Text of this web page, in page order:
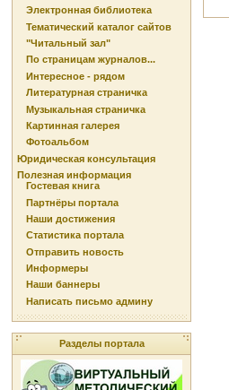
Электронная библиотека
Тематический каталог сайтов
"Читальный зал"
По страницам журналов...
Интересное - рядом
Литературная страничка
Музыкальная страничка
Картинная галерея
Фотоальбом
Юридическая консультация
Полезная информация
Гостевая книга
Партнёры портала
Наши достижения
Статистика портала
Отправить новость
Информеры
Наши баннеры
Написать письмо админу
Разделы портала